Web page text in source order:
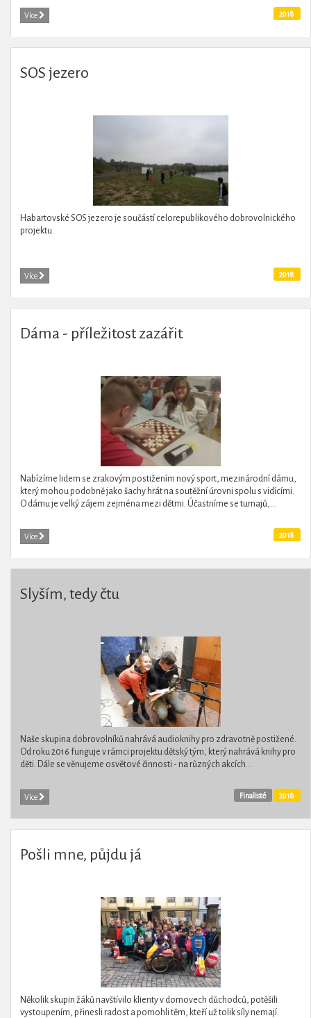
Více 2018
SOS jezero
Habartovské SOS jezero je součástí celorepublikového dobrovolnického
projektu.
Více 2018
Dáma - příležitost zazářit
Nabízíme lidem se zrakovým postižením nový sport, mezinárodní dámu,
který mohou podobně jako šachy hrát na soutěžní úrovni spolu s vidícími.
O dámu je velký zájem zejména mezi dětmi. Účastníme se turnajů,...
Více 2018
Slyším, tedy čtu
Naše skupina dobrovolníků nahrává audioknihy pro zdravotně postižené.
Od roku 2016 funguje v rámci projektu dětský tým, který nahrává knihy pro
děti. Dále se věnujeme osvětové činnosti - na různých akcích...
Více 2018
Finalisté
Pošli mne, půjdu já
Několik skupin žáků navštívilo klienty v domovech důchodců, potěšili
vystoupením, přinesli radost a pomohli těm, kteří už tolik síly nemají.